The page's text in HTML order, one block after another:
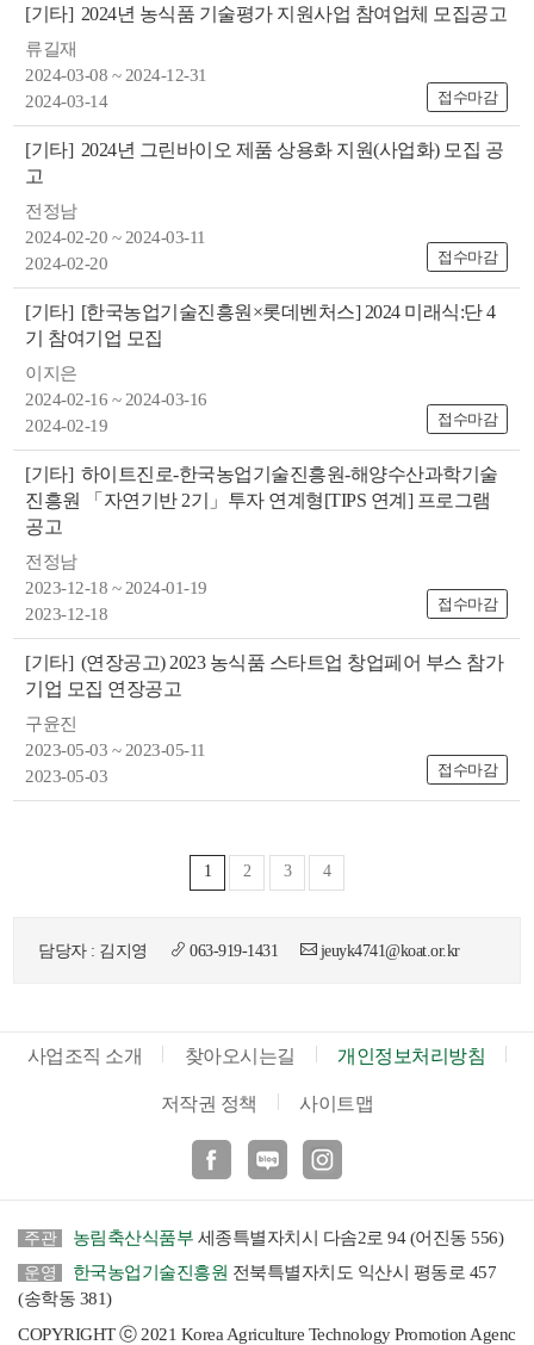
[기타] 2024년 농식품 기술평가 지원사업 참여업체 모집공고
류길재
2024-03-08 ~ 2024-12-31
2024-03-14
접수마감
[기타] 2024년 그린바이오 제품 상용화 지원(사업화) 모집 공
고
전정남
2024-02-20 ~ 2024-03-11
2024-02-20
접수마감
[기타] [한국농업기술진흥원×롯데벤처스] 2024 미래식:단 4
기 참여기업 모집
이지은
2024-02-16 ~ 2024-03-16
2024-02-19
접수마감
[기타] 하이트진로-한국농업기술진흥원-해양수산과학기술
진흥원 「자연기반 2기」투자 연계형[TIPS 연계] 프로그램
공고
전정남
2023-12-18 ~ 2024-01-19
2023-12-18
접수마감
[기타] (연장공고) 2023 농식품 스타트업 창업페어 부스 참가
기업 모집 연장공고
구윤진
2023-05-03 ~ 2023-05-11
2023-05-03
접수마감
1 2 3 4
담당자 : 김지영 063-919-1431 jeuyk4741@koat.or.kr
사업조직 소개 찾아오시는길 개인정보처리방침
저작권 정책 사이트맵
인스타
주관 농림축산식품부 세종특별자치시 다솜2로 94 (어진동 556)
운영 한국농업기술진흥원 전북특별자치도 익산시 평동로 457
(송학동 381)
COPYRIGHT ⓒ 2021 Korea Agriculture Technology Promotion Agenc